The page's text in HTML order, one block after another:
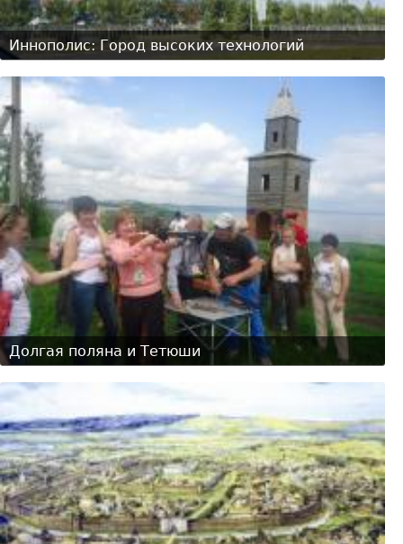
Иннополис: Город высоких технологий
Долгая поляна и Тетюши